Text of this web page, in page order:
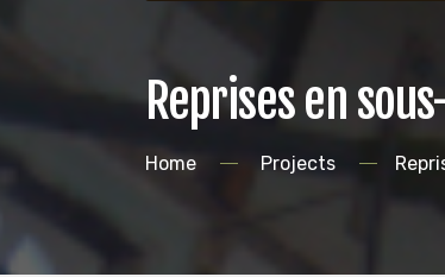
Reprises en
Home Projects